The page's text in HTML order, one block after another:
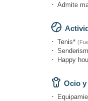
Admite
Tenis*
Happy
Ocio